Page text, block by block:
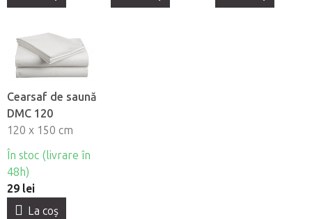
Cearsaf de saună
DMC 120
120 x 150 cm
În stoc (livrare în
48h)
29 lei
La coş